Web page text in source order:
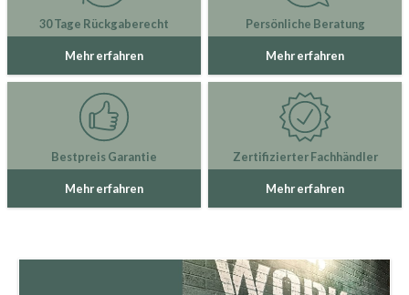
Mehr erfahren Mehr erfahren
Mehr erfahren Mehr erfahren